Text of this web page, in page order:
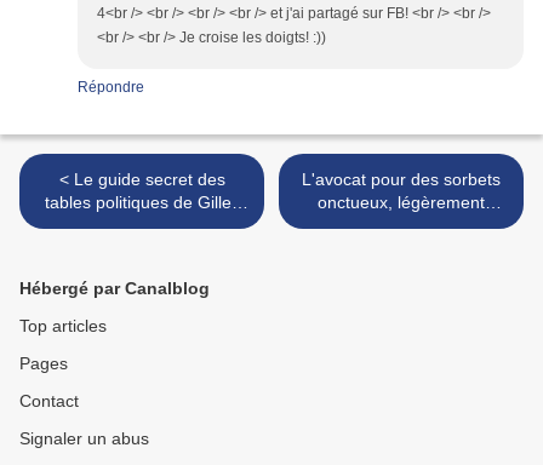
4<br /> <br /> <br /> <br /> et j'ai partagé sur FB! <br /> <br />
<br /> <br /> Je croise les doigts! :))
Répondre
< Le guide secret des
tables politiques de Gilles
Brochard {free giveaway}-
L'avocat pour des sorbets
onctueux, légèrement
lactés ... mais sans lait ! (et
Hébergé par Canalblog
Top articles
Pages
Contact
Signaler un abus